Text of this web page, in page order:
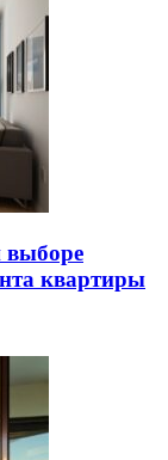
выборе
квартиры